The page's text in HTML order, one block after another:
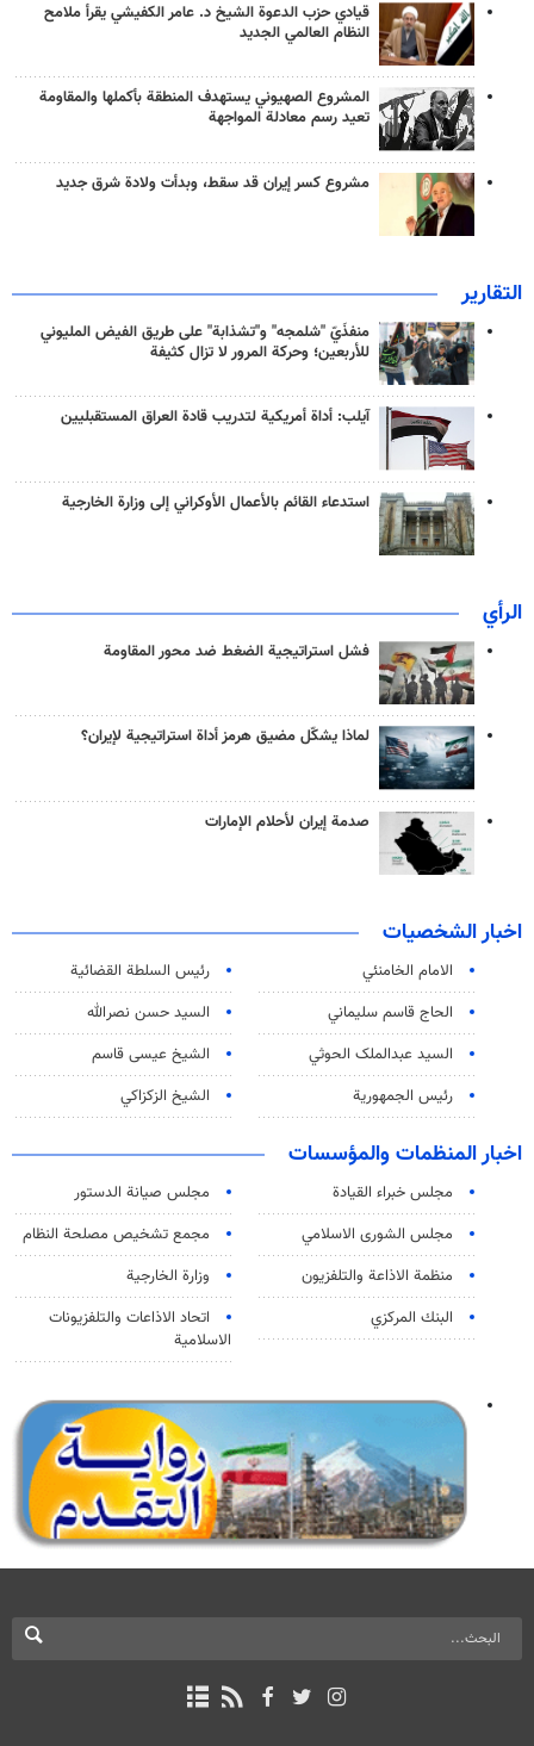
قيادي حزب الدعوة الشيخ د. عامر الكفيشي يقرأ ملامح
النظام العالمي الجديد
المشروع الصهيوني يستهدف المنطقة بأكملها والمقاومة
تعيد رسم معادلة المواجهة
مشروع كسر إيران قد سقط، وبدأت ولادة شرق جديد
التقارير
منفذَيّ "شلمجه" و"تشذابة" على طريق الفيض المليوني
للأربعين؛ وحركة المرور لا تزال كثيفة
آيلب: أداة أمريكية لتدريب قادة العراق المستقبليين
استدعاء القائم بالأعمال الأوكراني إلى وزارة الخارجية
الرأي
فشل استراتيجية الضغط ضد محور المقاومة
لماذا يشكّل مضيق هرمز أداة استراتيجية لإيران؟
صدمة إيران لأحلام الإمارات
اخبار الشخصيات
الامام الخامنئي
رئیس السلطة القضائیة
الحاج قاسم سليماني
السيد حسن نصرالله
السید عبدالملک الحوثي
الشيخ عيسى قاسم
رئيس الجمهورية
الشيخ الزكزاكي
اخبار المنظمات والمؤسسات
مجلس خبراء القيادة
مجلس صيانة الدستور
مجلس الشورى الاسلامي
مجمع تشخيص مصلحة النظام
منظمة الاذاعة والتلفزیون
وزارة الخارجية
البنك المركزي
اتحاد الاذاعات والتلفزيونات
الاسلامية